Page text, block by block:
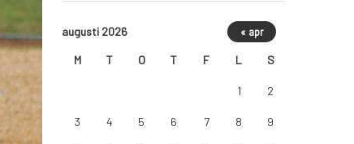
augusti 2026
M T O T F L S
1 2
3 4 5 6 7 8 9
« apr